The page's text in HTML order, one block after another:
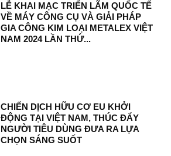
LỄ KHAI MẠC TRIỂN LÃM QUỐC TẾ
VỀ MÁY CÔNG CỤ VÀ GIẢI PHÁP
GIA CÔNG KIM LOẠI METALEX VIỆT
NAM 2024 LẦN THỨ...
CHIẾN DỊCH HỮU CƠ EU KHỞI
ĐỘNG TẠI VIỆT NAM, THÚC ĐẨY
NGƯỜI TIÊU DÙNG ĐƯA RA LỰA
CHỌN SÁNG SUỐT